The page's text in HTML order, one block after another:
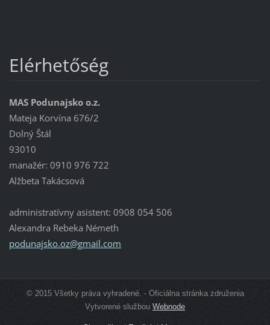
Elérhetőség
MAS Podunajsko o.z.
Mateja Korvína 676/2
Dolný Štál
93010
manažér: 0910 976 722
Alžbeta Takácsová
administratívny asistent: 0908 054 506
Alexandra Rebeka Németh
podunajsko.oz@gmail.com
© 2015 Všetky práva vyhradené. - Oficiálna stránka združenia
Vytvorené službou Webnode